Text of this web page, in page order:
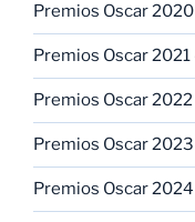
Premios Oscar
Premios Oscar
Premios Oscar
Premios Oscar
Premios Oscar